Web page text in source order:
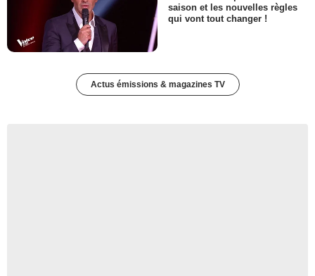
saison et les nouvelles règles
qui vont tout changer !
Actus émissions & magazines TV